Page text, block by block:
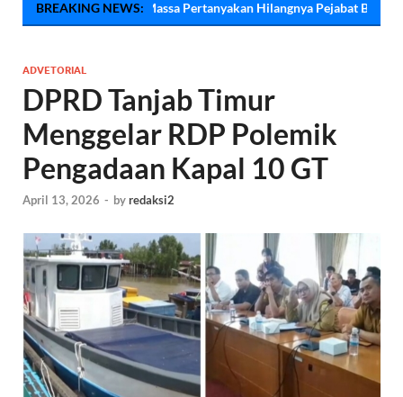
BREAKING NEWS:
Massa Pertanyakan Hilangnya Pejabat BPKPD Saat Demo
ADVETORIAL
DPRD Tanjab Timur
Menggelar RDP Polemik
Pengadaan Kapal 10 GT
April 13, 2026 - byredaksi2